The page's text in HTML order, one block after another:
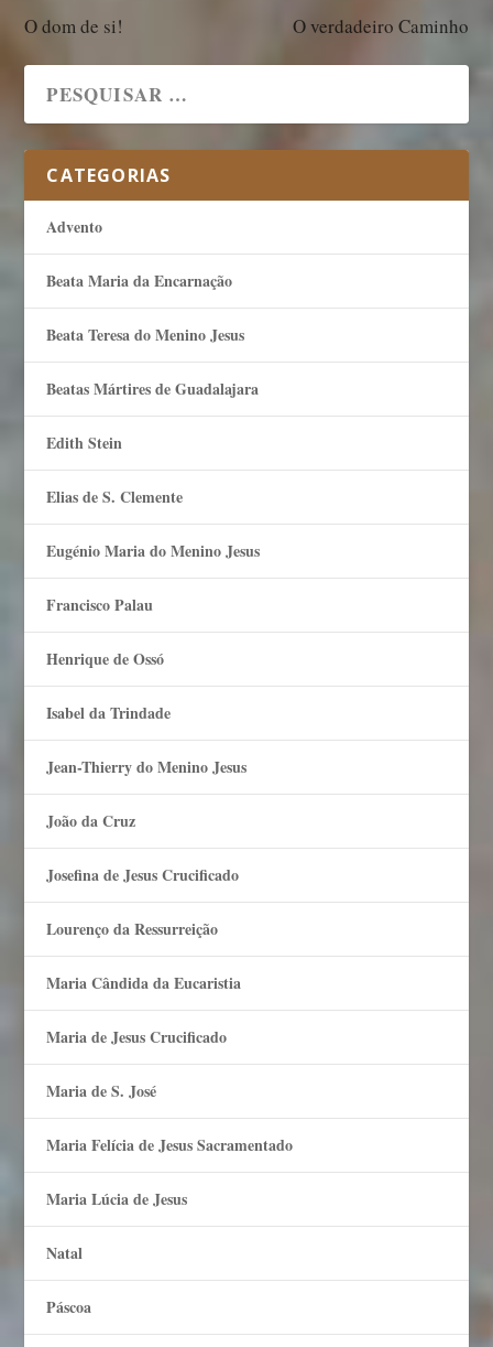
O dom de si! O verdadeiro Caminho
CATEGORIAS
Advento
Beata Maria da Encarnação
Beata Teresa do Menino Jesus
Beatas Mártires de Guadalajara
Edith Stein
Elias de S. Clemente
Eugénio Maria do Menino Jesus
Francisco Palau
Henrique de Ossó
Isabel da Trindade
Jean-Thierry do Menino Jesus
João da Cruz
Josefina de Jesus Crucificado
Lourenço da Ressurreição
Maria Cândida da Eucaristia
Maria de Jesus Crucificado
Maria de S. José
Maria Felí­cia de Jesus Sacramentado
Maria Lúcia de Jesus
Natal
Páscoa